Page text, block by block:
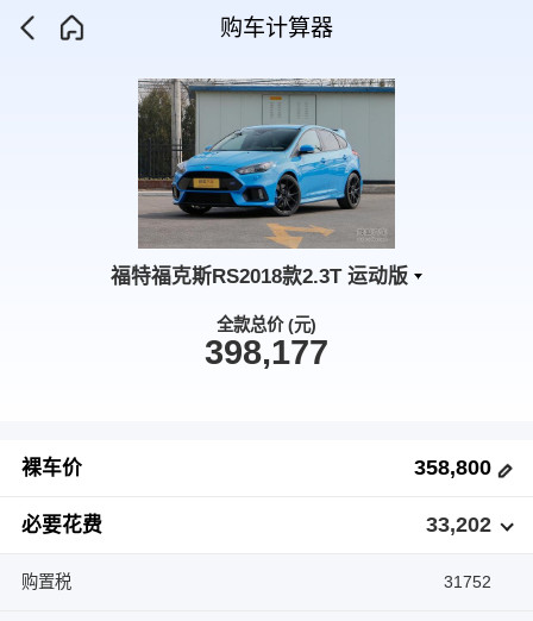
购车计算器
福特福克斯RS2018款2.3T 运动版
全款总价 (元)
398,177
裸车价 358,800
必要花费 33,202
购置税 31752